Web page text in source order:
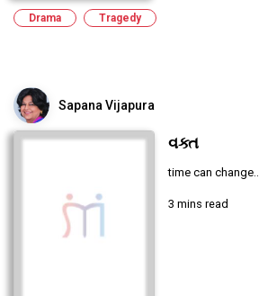
Drama Tragedy
Sapana Vijapura
વક્ત
time can change..
3 mins read